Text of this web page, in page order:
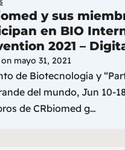
y sus
en BIO
2021 –
mayo 31, 2021
de Biotecnología y
del mundo, Jun 10-
de CRbiomed g…